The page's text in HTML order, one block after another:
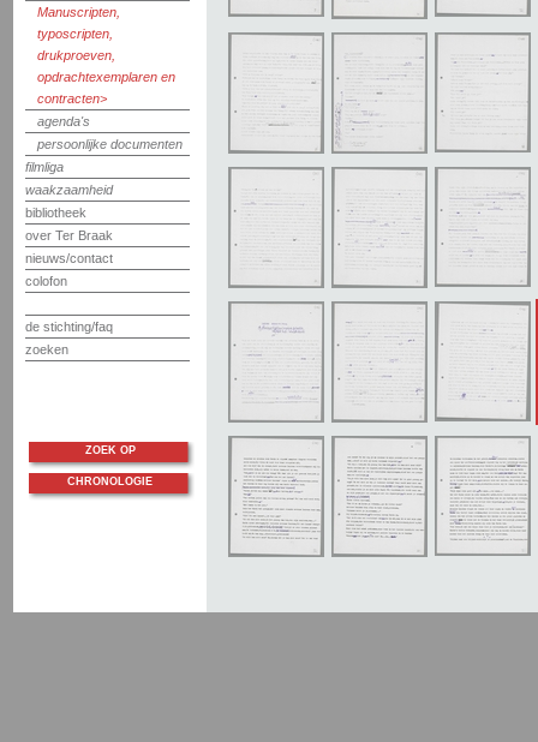
Manuscripten,
typoscripten,
drukproeven,
opdrachtexemplaren en
contracten
agenda's
persoonlijke documenten
filmliga
waakzaamheid
bibliotheek
over Ter Braak
nieuws/contact
colofon
de stichting/faq
zoeken
ZOEK OP
CHRONOLOGIE